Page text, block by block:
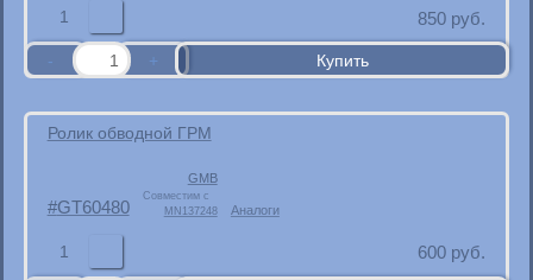
1 850 руб.
Ролик обводной ГРМ
GT60480
GMB
Совместим с
MN137248
Аналоги
1 600 руб.